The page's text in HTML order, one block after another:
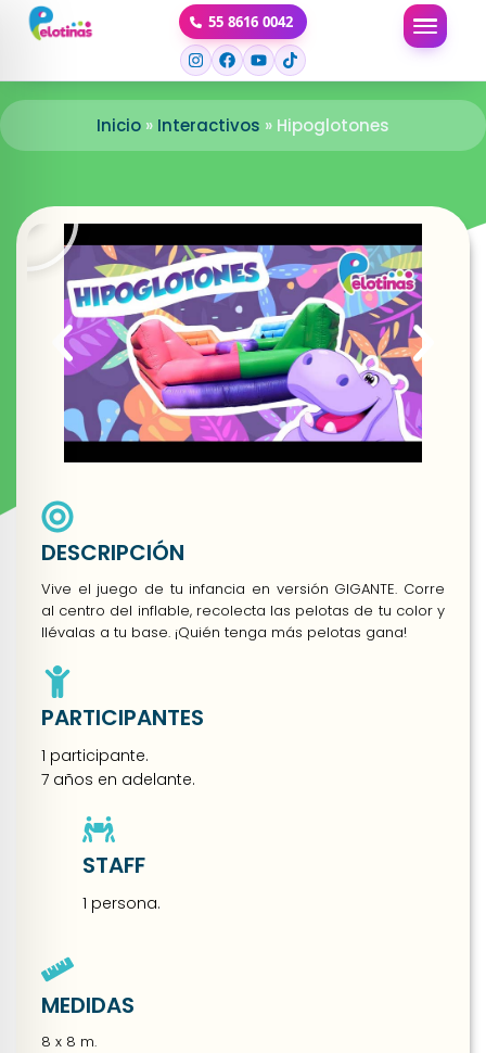
55 8616 0042
Inicio » Interactivos » Hipoglotones
DESCRIPCIÓN
Vive el juego de tu infancia en versión GIGANTE. Corre
al centro del inflable, recolecta las pelotas de tu color y
llévalas a tu base. ¡Quién tenga más pelotas gana!
PARTICIPANTES
1 participante.
7 años en adelante.
STAFF
1 persona.
MEDIDAS
8 x 8 m.